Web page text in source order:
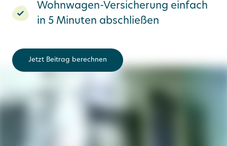
Wohnwagen-Versicherung einfach
in 5 Minuten abschließen
Jetzt Beitrag berechnen